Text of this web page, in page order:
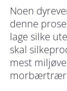
Noen
denne
lage silke
skal
mest